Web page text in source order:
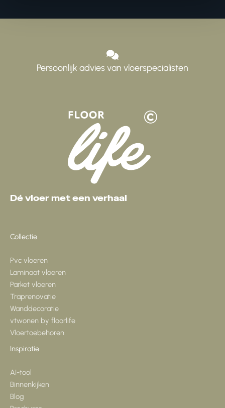
Persoonlijk advies van vloerspecialisten
Dé vloer met een verhaal
Collectie
Pvc vloeren
Laminaat vloeren
Parket vloeren
Traprenovatie
Wanddecoratie
vtwonen by floorlife
Vloertoebehoren
Inspiratie
AI-tool
Binnenkijken
Blog